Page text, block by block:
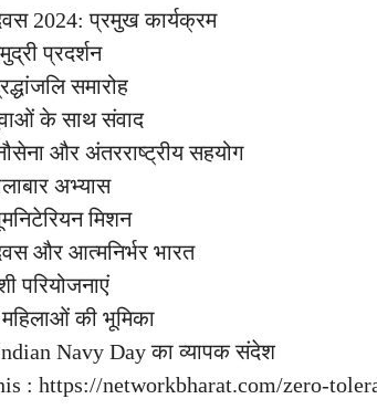
2024: प्रमुख कार्यक्रम
प्रदर्शन
समारोह
के साथ संवाद
और अंतरराष्ट्रीय सहयोग
अभ्यास
मिशन
और आत्मनिर्भर भारत
परियोजनाएं
की भूमिका
Indian Navy Day का व्यापक संदेश
: https://networkbharat.com/zero-